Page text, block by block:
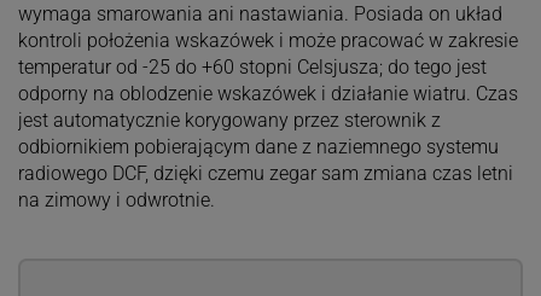
wymaga smarowania ani nastawiania. Posiada on układ
kontroli położenia wskazówek i może pracować w zakresie
temperatur od -25 do +60 stopni Celsjusza; do tego jest
odporny na oblodzenie wskazówek i działanie wiatru. Czas
jest automatycznie korygowany przez sterownik z
odbiornikiem pobierającym dane z naziemnego systemu
radiowego DCF, dzięki czemu zegar sam zmiana czas letni
na zimowy i odwrotnie.